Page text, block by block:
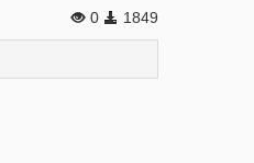
0 1849